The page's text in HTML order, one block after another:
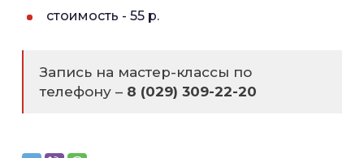
стоимость - 55 р.
Запись на мастер-классы по
телефону – 8 (029) 309-22-20